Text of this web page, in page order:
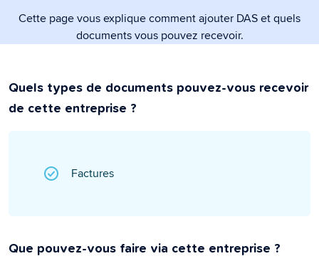
Cette page vous explique comment ajouter DAS et quels
documents vous pouvez recevoir.
Quels types de documents pouvez-vous recevoir
de cette entreprise ?
Factures
Que pouvez-vous faire via cette entreprise ?